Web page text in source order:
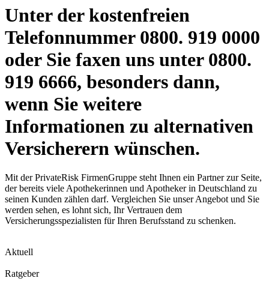
Unter der kostenfreien
Telefonnummer 0800. 919 0000
oder Sie faxen uns unter 0800.
919 6666, besonders dann,
wenn Sie weitere
Informationen zu alternativen
Versicherern wünschen.
Mit der PrivateRisk FirmenGruppe steht Ihnen ein Partner zur Seite,
der bereits viele Apothekerinnen und Apotheker in Deutschland zu
seinen Kunden zählen darf. Vergleichen Sie unser Angebot und Sie
werden sehen, es lohnt sich, Ihr Vertrauen dem
Versicherungsspezialisten für Ihren Berufsstand zu schenken.
Aktuell
Ratgeber